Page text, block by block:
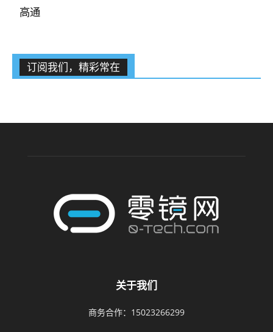
高通
订阅我们，精彩常在
关于我们
商务合作：15023266299